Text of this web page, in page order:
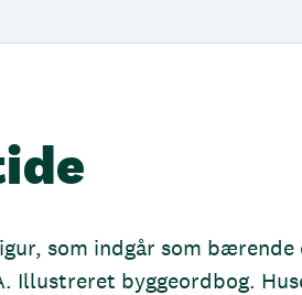
som indgår som
Illustreret byggeordbog.